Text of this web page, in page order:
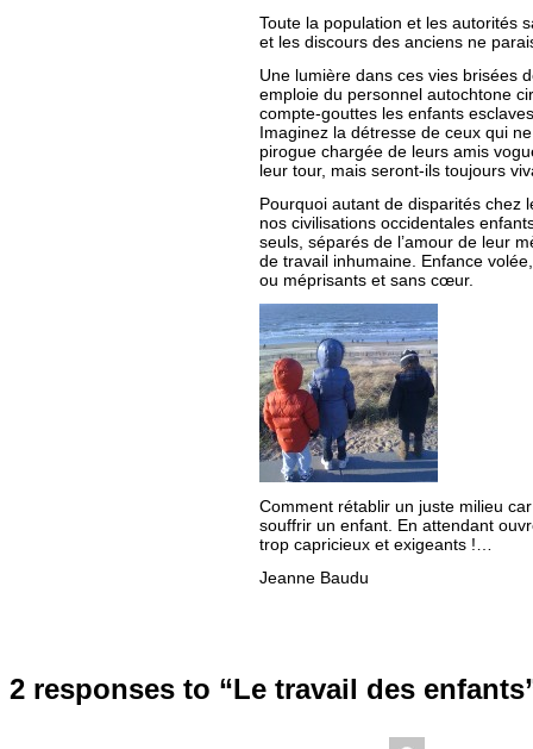
Toute la population et les autorités
et les discours des anciens ne
Une lumière dans ces vies brisées
emploie du personnel autochtone
compte-gouttes les enfants
Imaginez la détresse de ceux qui
pirogue chargée de leurs amis
leur tour, mais seront-ils toujours
Pourquoi autant de disparités chez
nos civilisations occidentales
seuls, séparés de l’amour de leur
de travail inhumaine. Enfance
ou méprisants et sans cœur.
Comment rétablir un juste milieu
souffrir un enfant. En attendant
trop capricieux et exigeants !…
Jeanne Baudu
2 responses to “Le travail des